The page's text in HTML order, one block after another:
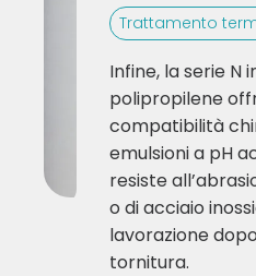
Trattamento
Infine, la serie N
polipropilene
compatibilità
emulsioni a pH
resiste
o di acciaio
lavorazione
tornitura.